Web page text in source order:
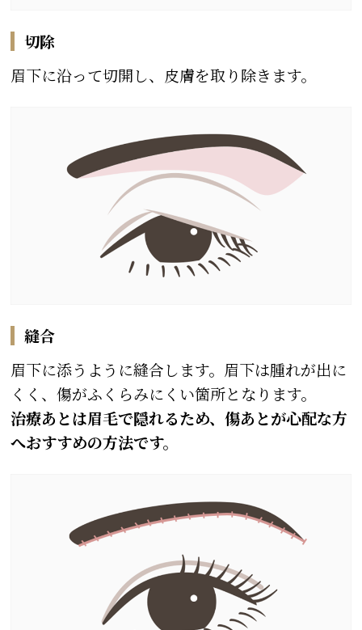
切除
眉下に沿って切開し、皮膚を取り除きます。
縫合
眉下に添うように縫合します。眉下は腫れが出に
くく、傷がふくらみにくい箇所となります。
治療あとは眉毛で隠れるため、傷あとが心配な方
へおすすめの方法です。